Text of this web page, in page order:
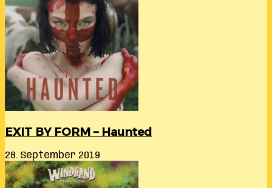
EXIT BY FORM – Haunted
28. September 2019